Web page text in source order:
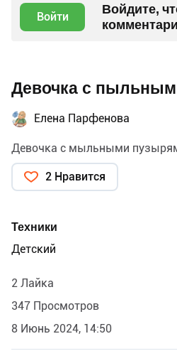
Войти
Войдите,
Девочка с
Елена Парфенова
Девочка с мыльными
2 Нравится
Техники
Детский
2 Лайка
347 Просмотров
8 Июнь 2024, 14:50